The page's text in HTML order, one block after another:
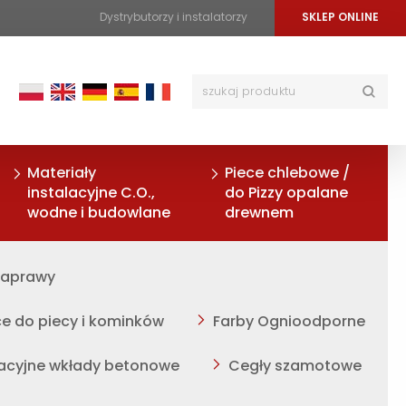
Dystrybutorzy i instalatorzy SKLEP ONLINE
Materiały
instalacyjne C.O.,
wodne i budowlane
Piece chlebowe /
do Pizzy opalane
drewnem
do piecy i kominków Farby Ognioodporne
wkłady betonowe Cegły szamotowe